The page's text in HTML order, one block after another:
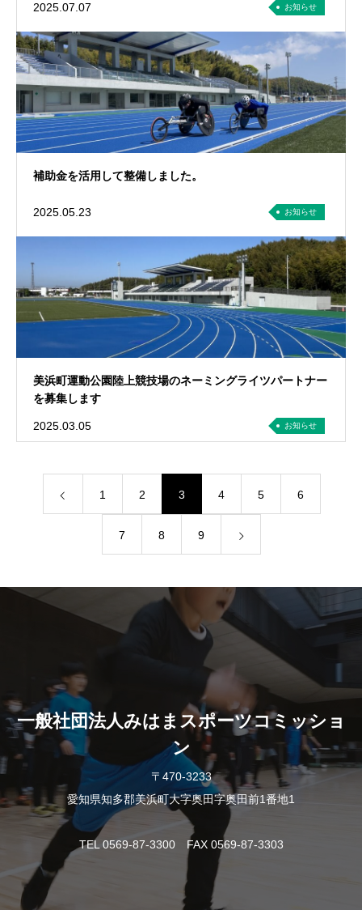
2025.07.07 お知らせ
補助金を活用して整備しました。
2025.05.23 お知らせ
美浜町運動公園陸上競技場のネーミングライツパートナー
を募集します
2025.03.05 お知らせ
1 2 3 4 5 6
7 8 9
一般社団法人みはまスポーツコミッショ
ン
〒470-3233
愛知県知多郡美浜町大字奥田字奥田前1番地1
TEL 0569-87-3300 FAX 0569-87-3303